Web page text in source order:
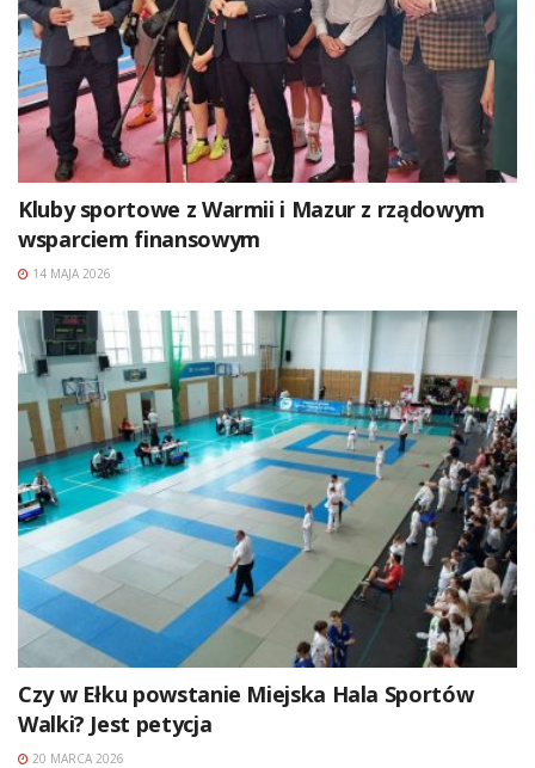
Kluby sportowe z Warmii i Mazur z rządowym
wsparciem finansowym
14 MAJA 2026
Czy w Ełku powstanie Miejska Hala Sportów
Walki? Jest petycja
20 MARCA 2026